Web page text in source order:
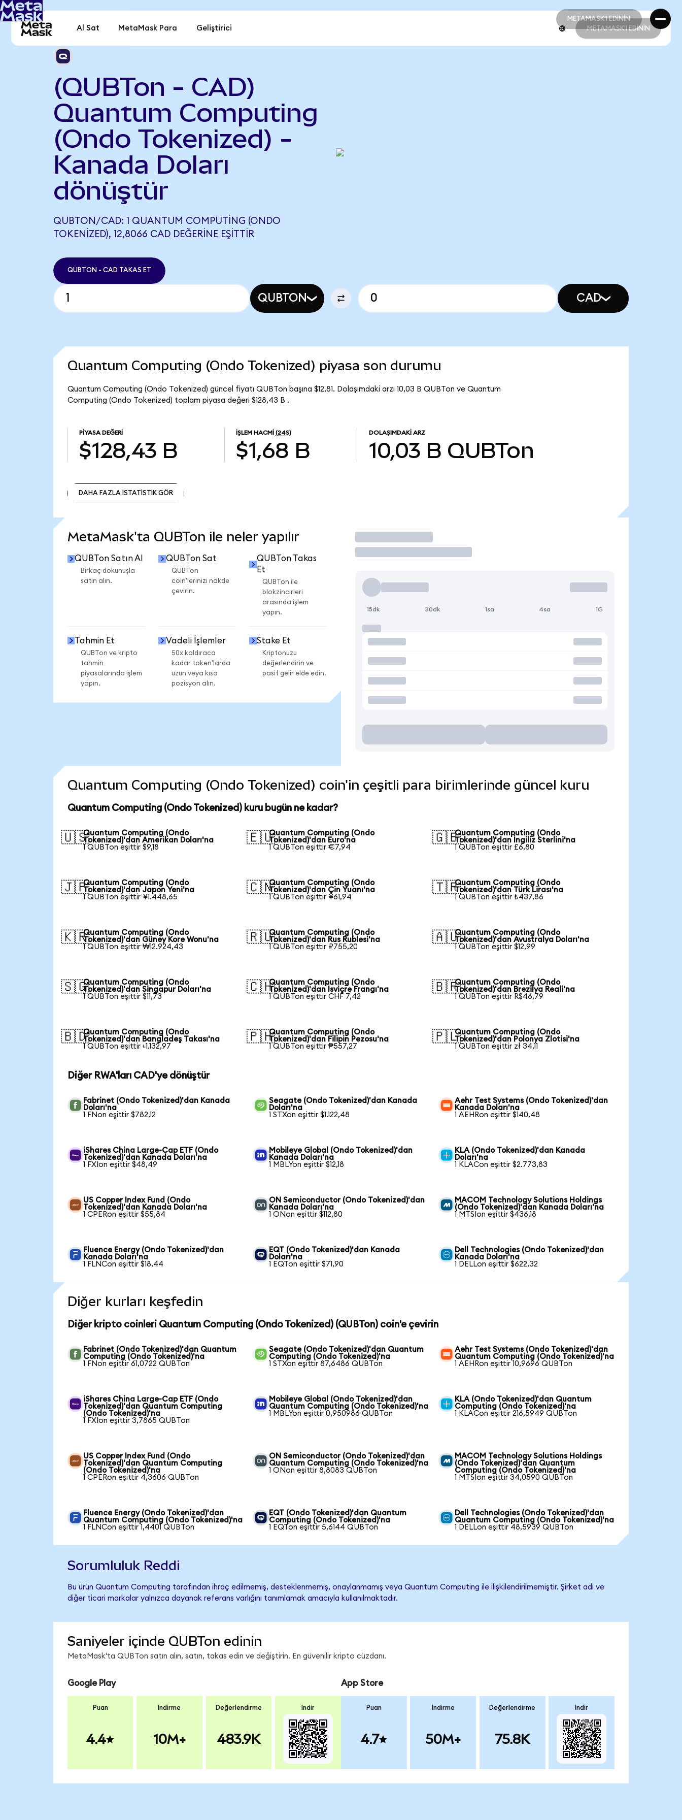
METAMASK'I EDİNİN
METAMASK'I EDİNİN
Al Sat MetaMask Para Geliştirici METAMASK'I EDİNİN
(QUBTon - CAD)
Quantum Computing
(Ondo Tokenized) -
Kanada Doları
dönüştür
QUBTON/CAD: 1 QUANTUM COMPUTING (ONDO
TOKENIZED), 12,8066 CAD DEĞERINE EŞITTIR
QUBTON - CAD TAKAS ET
QUBTON CAD
Quantum Computing (Ondo Tokenized) piyasa son durumu
Quantum Computing (Ondo Tokenized) güncel fiyatı QUBTon başına $12,81. Dolaşımdaki arzı 10,03 B QUBTon ve Quantum
Computing (Ondo Tokenized) toplam piyasa değeri $128,43 B .
PIYASA DEĞERI
$128,43 B
İŞLEM HACMI (24S)
$1,68 B
DOLAŞIMDAKI ARZ
10,03 B QUBTon
DAHA FAZLA İSTATİSTİK GÖR
MetaMask'ta QUBTon ile neler yapılır
QUBTon Satın Al
Birkaç dokunuşla
satın alın.
QUBTon Sat
QUBTon
coin'lerinizi nakde
çevirin.
QUBTon Takas
Et
QUBTon ile
blokzincirleri
arasında işlem
yapın.
Tahmin Et
QUBTon ve kripto
tahmin
piyasalarında işlem
yapın.
Vadeli İşlemler
50x kaldıraca
kadar token'larda
uzun veya kısa
pozisyon alın.
Stake Et
Kriptonuzu
değerlendirin ve
pasif gelir elde edin.
İşlem Yap
15dk 30dk 1sa 4sa 1G
Quantum Computing (Ondo Tokenized) coin'in çeşitli para birimlerinde güncel kuru
Quantum Computing (Ondo Tokenized) kuru bugün ne kadar?
🇺🇸Quantum Computing (Ondo
Tokenized)'dan Amerikan Doları'na
1 QUBTon eşittir $9,18
🇪🇺Quantum Computing (Ondo
Tokenized)'dan Euro'na
1 QUBTon eşittir €7,94
🇬🇧Quantum Computing (Ondo
Tokenized)'dan İngiliz Sterlini'na
1 QUBTon eşittir £6,80
🇯🇵Quantum Computing (Ondo
Tokenized)'dan Japon Yeni'na
1 QUBTon eşittir ¥1.448,65
🇨🇳Quantum Computing (Ondo
Tokenized)'dan Çin Yuanı'na
1 QUBTon eşittir ¥61,94
🇹🇷Quantum Computing (Ondo
Tokenized)'dan Türk Lirası'na
1 QUBTon eşittir ₺437,86
🇰🇷Quantum Computing (Ondo
Tokenized)'dan Güney Kore Wonu'na
1 QUBTon eşittir ₩12.924,43
🇷🇺Quantum Computing (Ondo
Tokenized)'dan Rus Rublesi'na
1 QUBTon eşittir ₽755,20
🇦🇺Quantum Computing (Ondo
Tokenized)'dan Avustralya Doları'na
1 QUBTon eşittir $12,99
🇸🇬Quantum Computing (Ondo
Tokenized)'dan Singapur Doları'na
1 QUBTon eşittir $11,73
🇨🇭Quantum Computing (Ondo
Tokenized)'dan İsviçre Frangı'na
1 QUBTon eşittir CHF 7,42
🇧🇷Quantum Computing (Ondo
Tokenized)'dan Brezilya Reali'na
1 QUBTon eşittir R$46,79
🇧🇩Quantum Computing (Ondo
Tokenized)'dan Bangladeş Takası'na
1 QUBTon eşittir ৳1.132,97
🇵🇭Quantum Computing (Ondo
Tokenized)'dan Filipin Pezosu'na
1 QUBTon eşittir ₱557,27
🇵🇱Quantum Computing (Ondo
Tokenized)'dan Polonya Zlotisi'na
1 QUBTon eşittir zł 34,11
Diğer RWA'ları CAD'ye dönüştür
Fabrinet (Ondo Tokenized)'dan Kanada
Doları'na
1 FNon eşittir $782,12
Seagate (Ondo Tokenized)'dan Kanada
Doları'na
1 STXon eşittir $1.122,48
Aehr Test Systems (Ondo Tokenized)'dan
Kanada Doları'na
1 AEHRon eşittir $140,48
iShares China Large-Cap ETF (Ondo
Tokenized)'dan Kanada Doları'na
1 FXIon eşittir $48,49
Mobileye Global (Ondo Tokenized)'dan
Kanada Doları'na
1 MBLYon eşittir $12,18
KLA (Ondo Tokenized)'dan Kanada
Doları'na
1 KLACon eşittir $2.773,83
US Copper Index Fund (Ondo
Tokenized)'dan Kanada Doları'na
1 CPERon eşittir $55,84
ON Semiconductor (Ondo Tokenized)'dan
Kanada Doları'na
1 ONon eşittir $112,80
MACOM Technology Solutions Holdings
(Ondo Tokenized)'dan Kanada Doları'na
1 MTSIon eşittir $436,18
Fluence Energy (Ondo Tokenized)'dan
Kanada Doları'na
1 FLNCon eşittir $18,44
EQT (Ondo Tokenized)'dan Kanada
Doları'na
1 EQTon eşittir $71,90
Dell Technologies (Ondo Tokenized)'dan
Kanada Doları'na
1 DELLon eşittir $622,32
Diğer kurları keşfedin
Diğer kripto coinleri Quantum Computing (Ondo Tokenized) (QUBTon) coin'e çevirin
Fabrinet (Ondo Tokenized)'dan Quantum
Computing (Ondo Tokenized)'na
1 FNon eşittir 61,0722 QUBTon
Seagate (Ondo Tokenized)'dan Quantum
Computing (Ondo Tokenized)'na
1 STXon eşittir 87,6486 QUBTon
Aehr Test Systems (Ondo Tokenized)'dan
Quantum Computing (Ondo Tokenized)'na
1 AEHRon eşittir 10,9696 QUBTon
iShares China Large-Cap ETF (Ondo
Tokenized)'dan Quantum Computing
(Ondo Tokenized)'na
1 FXIon eşittir 3,7865 QUBTon
Mobileye Global (Ondo Tokenized)'dan
Quantum Computing (Ondo Tokenized)'na
1 MBLYon eşittir 0,950986 QUBTon
KLA (Ondo Tokenized)'dan Quantum
Computing (Ondo Tokenized)'na
1 KLACon eşittir 216,5949 QUBTon
US Copper Index Fund (Ondo
Tokenized)'dan Quantum Computing
(Ondo Tokenized)'na
1 CPERon eşittir 4,3606 QUBTon
ON Semiconductor (Ondo Tokenized)'dan
Quantum Computing (Ondo Tokenized)'na
1 ONon eşittir 8,8083 QUBTon
MACOM Technology Solutions Holdings
(Ondo Tokenized)'dan Quantum
Computing (Ondo Tokenized)'na
1 MTSIon eşittir 34,0590 QUBTon
Fluence Energy (Ondo Tokenized)'dan
Quantum Computing (Ondo Tokenized)'na
1 FLNCon eşittir 1,4401 QUBTon
EQT (Ondo Tokenized)'dan Quantum
Computing (Ondo Tokenized)'na
1 EQTon eşittir 5,6144 QUBTon
Dell Technologies (Ondo Tokenized)'dan
Quantum Computing (Ondo Tokenized)'na
1 DELLon eşittir 48,5939 QUBTon
Sorumluluk Reddi
Bu ürün Quantum Computing tarafından ihraç edilmemiş, desteklenmemiş, onaylanmamış veya Quantum Computing ile ilişkilendirilmemiştir. Şirket adı ve
diğer ticari markalar yalnızca dayanak referans varlığını tanımlamak amacıyla kullanılmaktadır.
Saniyeler içinde QUBTon edinin
MetaMask'ta QUBTon satın alın, satın, takas edin ve değiştirin. En güvenilir kripto cüzdanı.
Google Play
Puan
4.4
İndirme
10M+
Değerlendirme
483.9K
İndir
App Store
Puan
4.7
İndirme
50M+
Değerlendirme
75.8K
İndir